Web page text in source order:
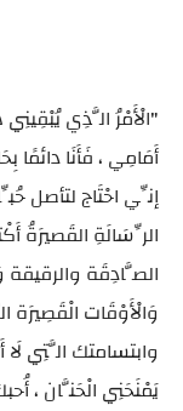
"الْأَمْرُ الَّذِي
أَمَامِي ، فَأَنَا
إنِّي احْتَاج لتأصل
الرِّسَالَةِ القَصيرَةُ
الصَّادِقَة والرقيقة
وَالْأَوْقَات
وابتسامتك الَّتِي
يَمْنَحَنِي الْحَنَّان ،